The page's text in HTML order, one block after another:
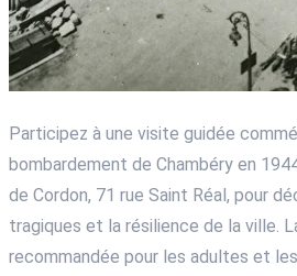
Participez à une visite guidée
bombardement de Chambéry en
de Cordon, 71 rue Saint Réal, pour
tragiques et la résilience de la ville.
recommandée pour les adultes et